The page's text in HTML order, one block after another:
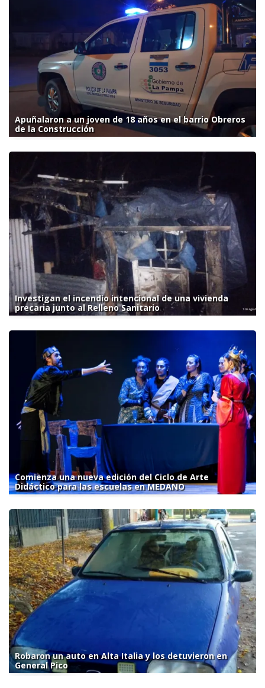
Apuñalaron a un joven de 18 años en el barrio Obreros
de la Construcción
Investigan el incendio intencional de una vivienda
precaria junto al Relleno Sanitario
Comienza una nueva edición del Ciclo de Arte
Didáctico para las escuelas en MEDANO
Robaron un auto en Alta Italia y los detuvieron en
General Pico